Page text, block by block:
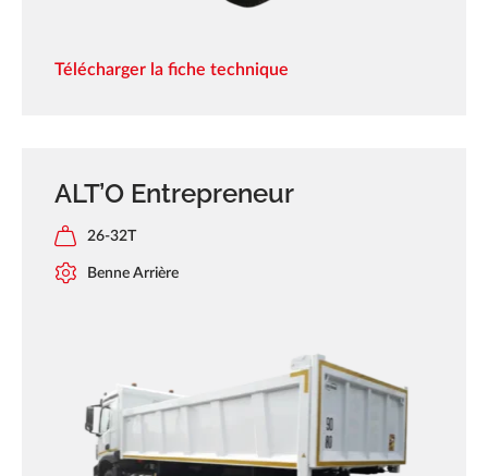
Télécharger la fiche technique
ALT’O Entrepreneur
26-32T
Benne Arrière